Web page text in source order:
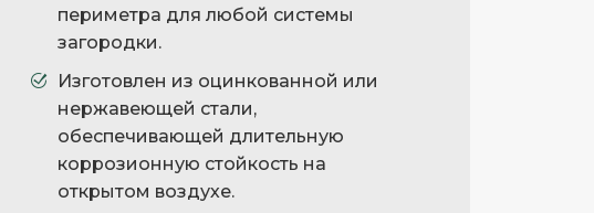
периметра для любой системы
загородки.
Изготовлен из оцинкованной или
нержавеющей стали,
обеспечивающей длительную
коррозионную стойкость на
открытом воздухе.